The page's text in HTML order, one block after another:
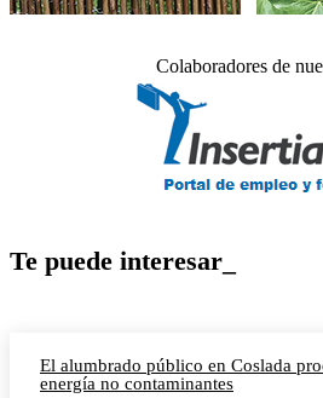
Colaboradores de
Te puede interesar_
El alumbrado público en Coslada
energía no contaminantes